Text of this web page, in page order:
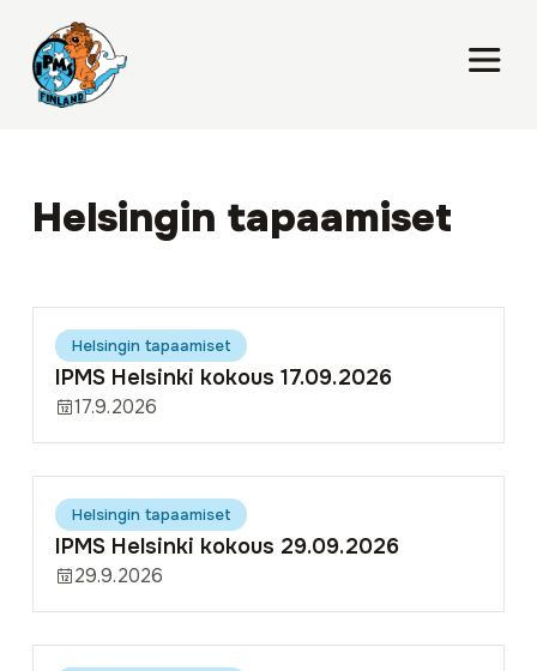
Helsingin tapaamiset
Helsingin tapaamiset
IPMS Helsinki kokous 17.09.2026
17.9.2026
Helsingin tapaamiset
IPMS Helsinki kokous 29.09.2026
29.9.2026